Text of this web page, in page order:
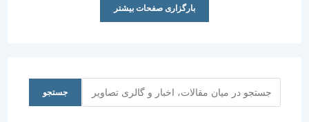
بارگزاری صفحات بیشتر
جستجو